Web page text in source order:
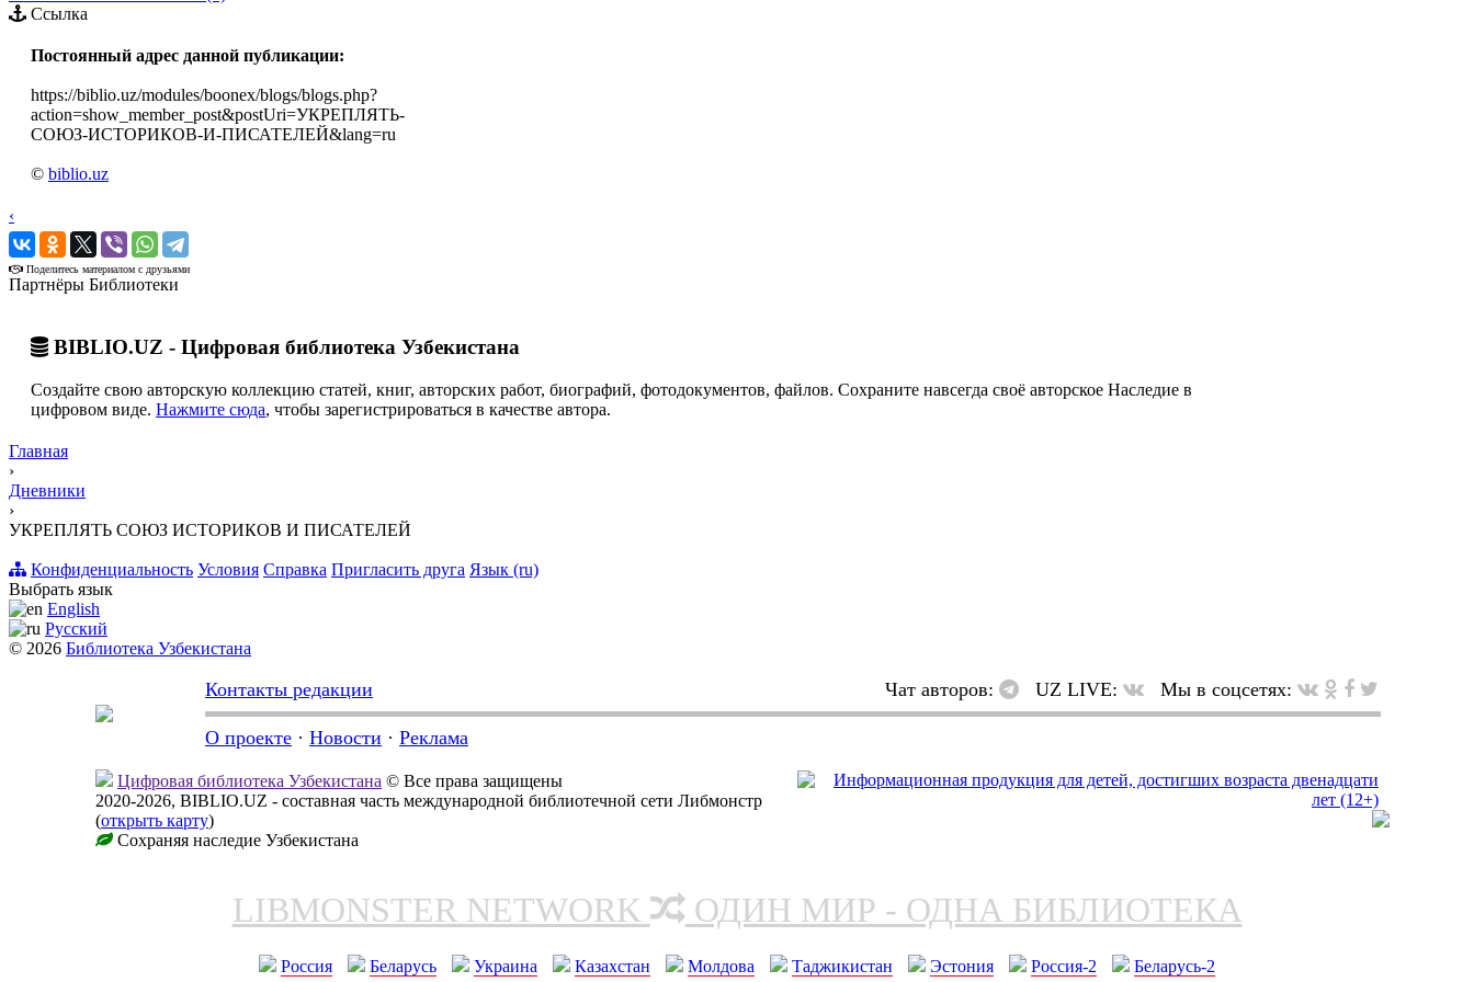
Ссылка
Постоянный адрес данной публикации:
https://biblio.uz/modules/boonex/blogs/blogs.php?
action=show_member_post&postUri=УКРЕПЛЯТЬ-
СОЮЗ-ИСТОРИКОВ-И-ПИСАТЕЛЕЙ&lang=ru
© biblio.uz
‹
›
Поделитесь материалом с друзьями
Партнёры Библиотеки
BIBLIO.UZ - Цифровая библиотека Узбекистана
Создайте свою авторскую коллекцию статей, книг, авторских работ, биографий, фотодокументов, файлов. Сохраните навсегда своё авторское Наследие в
цифровом виде. Нажмите сюда, чтобы зарегистрироваться в качестве автора.
Главная
›
Дневники
›
УКРЕПЛЯТЬ СОЮЗ ИСТОРИКОВ И ПИСАТЕЛЕЙ
Конфиденциальность Условия Справка Пригласить друга Язык (ru)
Выбрать язык
English
Русский
© 2026 Библиотека Узбекистана
Контакты редакции Чат авторов: UZ LIVE: Мы в соцсетях:
О проекте · Новости · Реклама
Цифровая библиотека Узбекистана © Все права защищены
2020-2026, BIBLIO.UZ - составная часть международной библиотечной сети Либмонстр
(открыть карту)
Сохраняя наследие Узбекистана
LIBMONSTER NETWORK ОДИН МИР - ОДНА БИБЛИОТЕКА
Россия Беларусь Украина Казахстан Молдова Таджикистан Эстония Россия-2 Беларусь-2